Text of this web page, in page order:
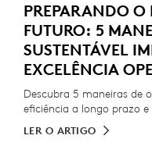
PREPARANDO O
FUTURO: 5
SUSTENTÁVEL
EXCELÊNCIA
Descubra 5 maneiras de
eficiência a longo prazo
LER O ARTIGO